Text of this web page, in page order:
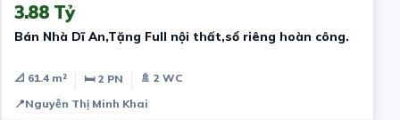
3.88 Tỷ
Bán Nhà Dĩ An,Tặng Full nội thất,sổ riêng hoàn công.
📐 61.4 m² 🛏 2 PN
🚿 2 WC
📍Nguyễn Thị Minh Khai